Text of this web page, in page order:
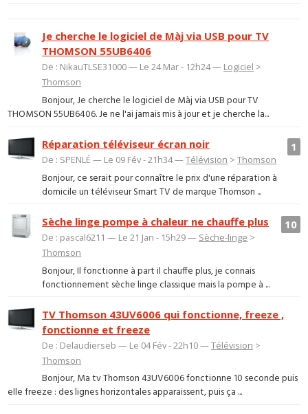
Je cherche le logiciel de Màj via USB pour TV
THOMSON 55UB6406
De : NikauTLSE31000 — Le 24 Mar - 12h24 — Logiciel >
Thomson
Bonjour, Je cherche le logiciel de Màj via USB pour TV
THOMSON 55UB6406. Je ne l'ai jamais mis à jour et je cherche la...
1
Réparation téléviseur écran noir
De : SPENLÉ — Le 09 Fév - 21h34 —Télévision >Thomson
Bonjour, ce serait pour connaître le prix d'une réparation à
domicile un téléviseur Smart TV de marque Thomson ...
10
Sèche linge pompe à chaleur ne chauffe plus
De : pascal6211 — Le 21 Jan - 15h29 — Sèche-linge >
Thomson
Bonjour, Il fonctionne à part il chauffe plus, je connais
fonctionnement sèche linge classique mais la pompe à ...
TV Thomson 43UV6006 qui fonctionne, freeze ,
fonctionne et freeze
De : Delaudierseb — Le 04 Fév - 22h10 —Télévision >
Thomson
Bonjour, Ma tv Thomson 43UV6006 fonctionne 10 seconde puis
elle freeze : des lignes horizontales apparaissent, puis ça ...